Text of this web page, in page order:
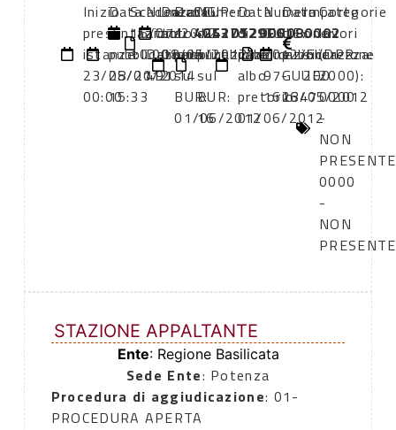
Inizio
presentazione
istanze:
23/05/2012
00:00
Data
di
pubblicazione:
28/01/2014
15:33
Scadenza:
16/07/2012
10:00
Numero
atto:
Delibera
491
Data
atto:
08/05/2012
Data
di
pubblicazione
sul
BUR:
01/06/2012
Numero
di
pubblicazione
sul
BUR:
16
CIG:
42527529F6
CUP:
G43D12000080002
Data
di
pubblicazione
albo
pretorio:
01/06/2012
Numero
GUUE:
2012/S
97-
161647
Data
di
pubblicazione
GUUE:
23/05/2012
Importo
oneri
sicurezza:
200
Categorie
lavori
(DPR
2000):
0000
-
NON
PRESENTE
0000
-
NON
PRESENTE
STAZIONE APPALTANTE
Ente: Regione Basilicata
Sede Ente: Potenza
Procedura di aggiudicazione: 01-
PROCEDURA APERTA